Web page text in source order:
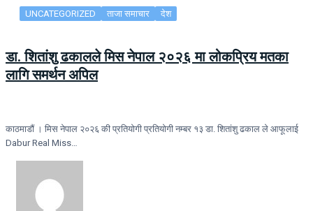
UNCATEGORIZED ताजा समाचार देश
डा. शितांशु ढकालले मिस नेपाल २०२६ मा लोकप्रिय मतका
लागि समर्थन अपिल
काठमाडौं । मिस नेपाल २०२६ की प्रतियोगी प्रतियोगी नम्बर १३ डा. शितांशु ढकाल ले आफूलाई
Dabur Real Miss…